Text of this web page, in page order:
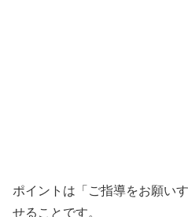
ポイントは「ご指導をお願い
せることです。